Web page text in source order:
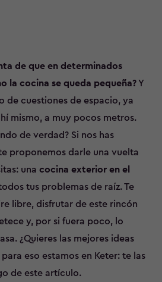
de que en determinados
la cocina se queda pequeña?Y
de cuestiones de espacio, ya
mismo, a muy pocos metros.
de verdad? Si nos has
proponemos darle una vuelta
una cocina exterior en el
tus problemas de raíz. Te
libre, disfrutar de este rincón
y, por si fuera poco, lo
¿Quieres las mejores ideas
eso estamos en Keter: te las
de este artículo.